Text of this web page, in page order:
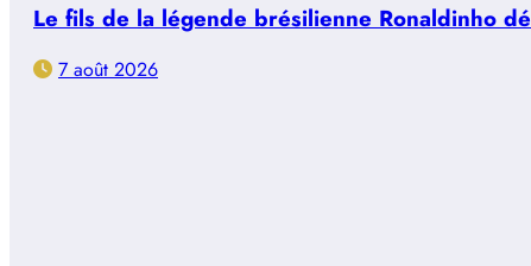
Le fils de la légende brésilienne Ronaldinho
7 août 2026